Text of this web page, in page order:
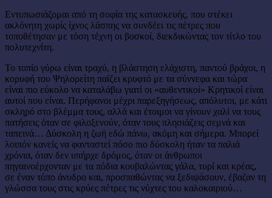
Εντυπωσιάζομαι από τη σοφία της κατασκευής, που στέκει
ακλόνητη χωρίς ίχνος λάσπης να συνδέει τις πέτρες που
τοποθέτησαν με τόση τέχνη οι βοσκοί, διεκδικώντας τον τίτλο του
πολυτεχνίτη.
Το τοπίο γύρω είναι τραχύ, η βλάστηση ελάχιστη, παντού βράχοι, η
κορυφή του Ψηλορείτη παίζει κρυφτό με τα σύννεφα και τώρα
είναι πιο εύκολο να καταλάβω γιατί οι «αυθεντικοί» Κρητικοί είναι
αυτοί που είναι. Περήφανοι μέχρι παρεξηγήσεως, απόλυτοι, με κάτι
σκληρό στο βλέμμα τους, αλλά και έτοιμοι να γίνουν χαλί να τους
πατήσεις όταν σε φιλοξενούν, όταν τους πλησιάζεις σεμνά και
ταπεινά… Δύσκολη η ζωή εδώ πάνω, ακόμη και σήμερα. Μπορεί
λοιπόν κανείς να φανταστεί πόσο πιο δύσκολη ήταν τα παλιά
χρόνια, όταν δεν υπήρχε δρόμος, όταν οι άνθρωποι
πηγαινοέρχονταν με τα πόδια κουβαλώντας γάλα, τυρί και κρέας,
σε έναν τόπο άνυδρο και, προσπαθώντας να ξεδιψάσουν, έβαζαν τη
γλώσσα τους στις κρύες πέτρες τις νύχτες του καλοκαιριού…